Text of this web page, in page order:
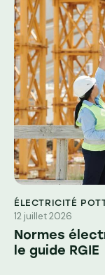
ÉLECTRICITÉ
12 juillet 2026
Normes
le guide RGIE